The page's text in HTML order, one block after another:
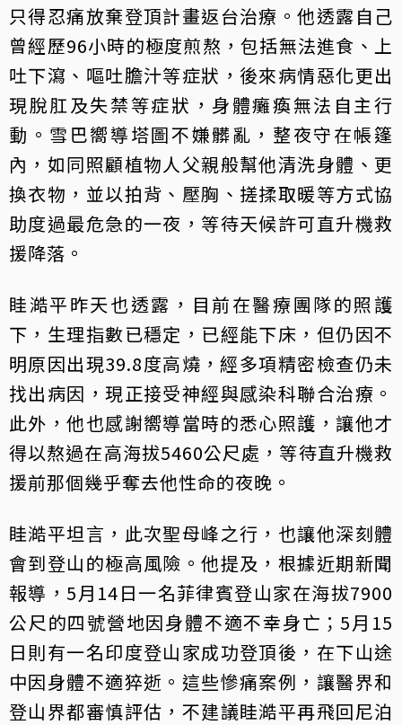
只得忍痛放棄登頂計畫返台治療。他透露自己
曾經歷96小時的極度煎熬，包括無法進食、上
吐下瀉、嘔吐膽汁等症狀，後來病情惡化更出
現脫肛及失禁等症狀，身體癱瘓無法自主行
動。雪巴嚮導塔圖不嫌髒亂，整夜守在帳篷
內，如同照顧植物人父親般幫他清洗身體、更
換衣物，並以拍背、壓胸、搓揉取暖等方式協
助度過最危急的一夜，等待天候許可直升機救
援降落。
眭澔平昨天也透露，目前在醫療團隊的照護
下，生理指數已穩定，已經能下床，但仍因不
明原因出現39.8度高燒，經多項精密檢查仍未
找出病因，現正接受神經與感染科聯合治療。
此外，他也感謝嚮導當時的悉心照護，讓他才
得以熬過在高海拔5460公尺處，等待直升機救
援前那個幾乎奪去他性命的夜晚。
眭澔平坦言，此次聖母峰之行，也讓他深刻體
會到登山的極高風險。他提及，根據近期新聞
報導，5月14日一名菲律賓登山家在海拔7900
公尺的四號營地因身體不適不幸身亡；5月15
日則有一名印度登山家成功登頂後，在下山途
中因身體不適猝逝。這些慘痛案例，讓醫界和
登山界都審慎評估，不建議眭澔平再飛回尼泊